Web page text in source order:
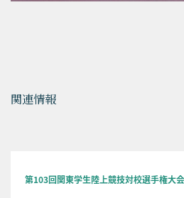
関連情報
第103回関東学生陸上競技対校選手権大会